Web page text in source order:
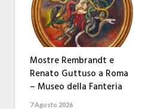
Mostre Rembrandt e
Renato Guttuso a Roma
– Museo della Fanteria
7 Agosto 2026